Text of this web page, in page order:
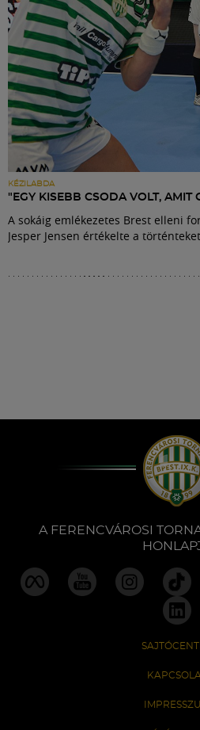
KÉZILABDA
"EGY KISEBB CSODA VOLT, AMIT
A sokáig emlékezetes Brest elleni
Jesper Jensen értékelte a történteket.
A FERENCVÁROSI